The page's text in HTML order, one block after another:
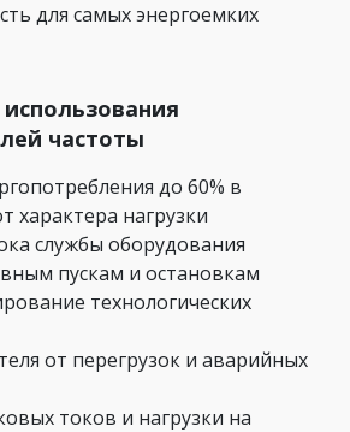
для самых энергоемких
частоты
до 60% в
характера нагрузки
службы оборудования
пускам и остановкам
технологических
от перегрузок и аварийных
токов и нагрузки на